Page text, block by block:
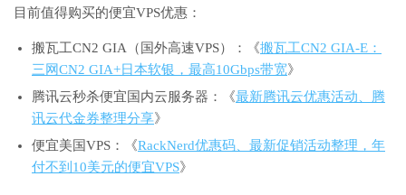
目前值得购买的便宜VPS优惠：
搬瓦工CN2 GIA（国外高速VPS）：《搬瓦工CN2 GIA-E：
三网CN2 GIA+日本软银，最高10Gbps带宽》
腾讯云秒杀便宜国内云服务器：《最新腾讯云优惠活动、腾
讯云代金券整理分享》
便宜美国VPS：《RackNerd优惠码、最新促销活动整理，年
付不到10美元的便宜VPS》